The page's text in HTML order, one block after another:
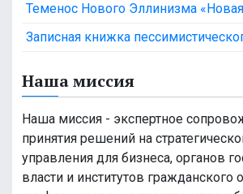
Теменос Нового Эллинизма
Записная книжка
Наша миссия
Наша миссия - экспертное
принятия решений на
управления для бизнеса, органов
власти и институтов гражданского